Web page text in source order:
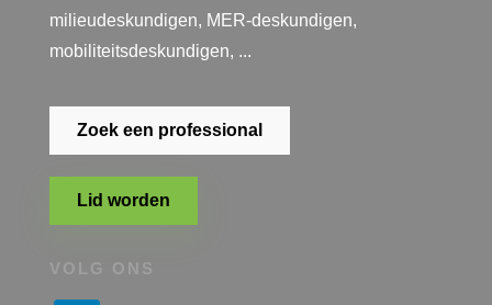
milieudeskundigen, MER-deskundigen,
mobiliteitsdeskundigen, ...
Zoek een professional
Lid worden
VOLG ONS